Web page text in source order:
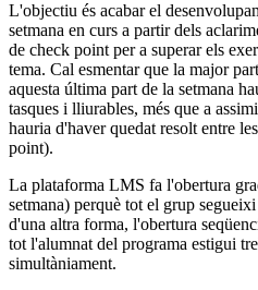
L'objectiu és acabar el
setmana en curs a partir dels
de check point per a superar els
tema. Cal esmentar que la major
aquesta última part de la setmana
tasques i lliurables, més que a
hauria d'haver quedat resolt entre
point).
La plataforma LMS fa l'obertura
setmana) perquè tot el grup
d'una altra forma, l'obertura
tot l'alumnat del programa estigui
simultàniament.